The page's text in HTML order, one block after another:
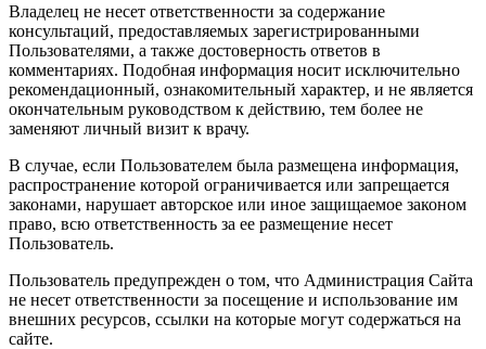
Владелец не несет ответственности за содержание
консультаций, предоставляемых зарегистрированными
Пользователями, а также достоверность ответов в
комментариях. Подобная информация носит исключительно
рекомендационный, ознакомительный характер, и не является
окончательным руководством к действию, тем более не
заменяют личный визит к врачу.
В случае, если Пользователем была размещена информация,
распространение которой ограничивается или запрещается
законами, нарушает авторское или иное защищаемое законом
право, всю ответственность за ее размещение несет
Пользователь.
Пользователь предупрежден о том, что Администрация Сайта
не несет ответственности за посещение и использование им
внешних ресурсов, ссылки на которые могут содержаться на
сайте.